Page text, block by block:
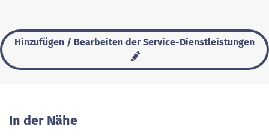
Hinzufügen / Bearbeiten der Service-Dienstleistungen
In der Nähe